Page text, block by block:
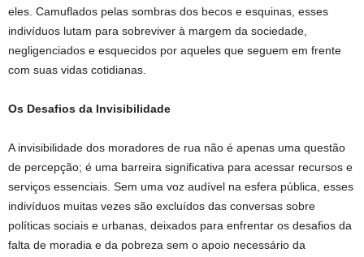
eles. Camuflados pelas sombras dos becos e esquinas, esses
indivíduos lutam para sobreviver à margem da sociedade,
negligenciados e esquecidos por aqueles que seguem em frente
com suas vidas cotidianas.
Os Desafios da Invisibilidade
A invisibilidade dos moradores de rua não é apenas uma questão
de percepção; é uma barreira significativa para acessar recursos e
serviços essenciais. Sem uma voz audível na esfera pública, esses
indivíduos muitas vezes são excluídos das conversas sobre
políticas sociais e urbanas, deixados para enfrentar os desafios da
falta de moradia e da pobreza sem o apoio necessário da